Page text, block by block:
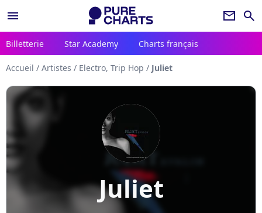
menu newsletter search
Billetterie Star Academy Charts français
Accueil / Artistes / Electro, Trip Hop / Juliet
Juliet